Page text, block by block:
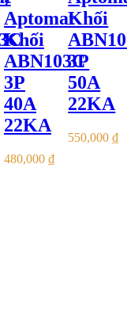
Aptomat
Khối
ABN103C
3P
40A
22KA
480,000 ₫
Khối
3P
50A
22KA
550,000₫